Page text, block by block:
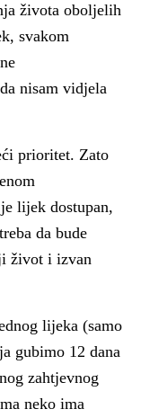
života oboljelih
svakom
nisam vidjela
prioritet. Zato
lijek dostupan,
da bude
život i izvan
lijeka (samo
gubimo 12 dana
zahtjevnog
neko ima